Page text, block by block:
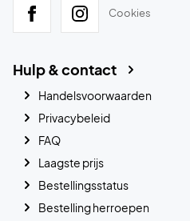
Cookies
Hulp & contact
Handelsvoorwaarden
Privacybeleid
FAQ
Laagste prijs
Bestellingsstatus
Bestelling herroepen